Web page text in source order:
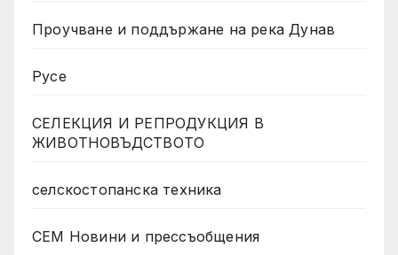
Проучване и поддържане на река Дунав
Русе
СЕЛЕКЦИЯ И РЕПРОДУКЦИЯ В
ЖИВОТНОВЪДСТВОТО
селскостопанска техника
СЕМ Новини и прессъобщения